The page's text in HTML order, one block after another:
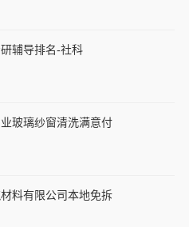
辅导排名-社科
玻璃纱窗清洗满意付
料有限公司本地免拆